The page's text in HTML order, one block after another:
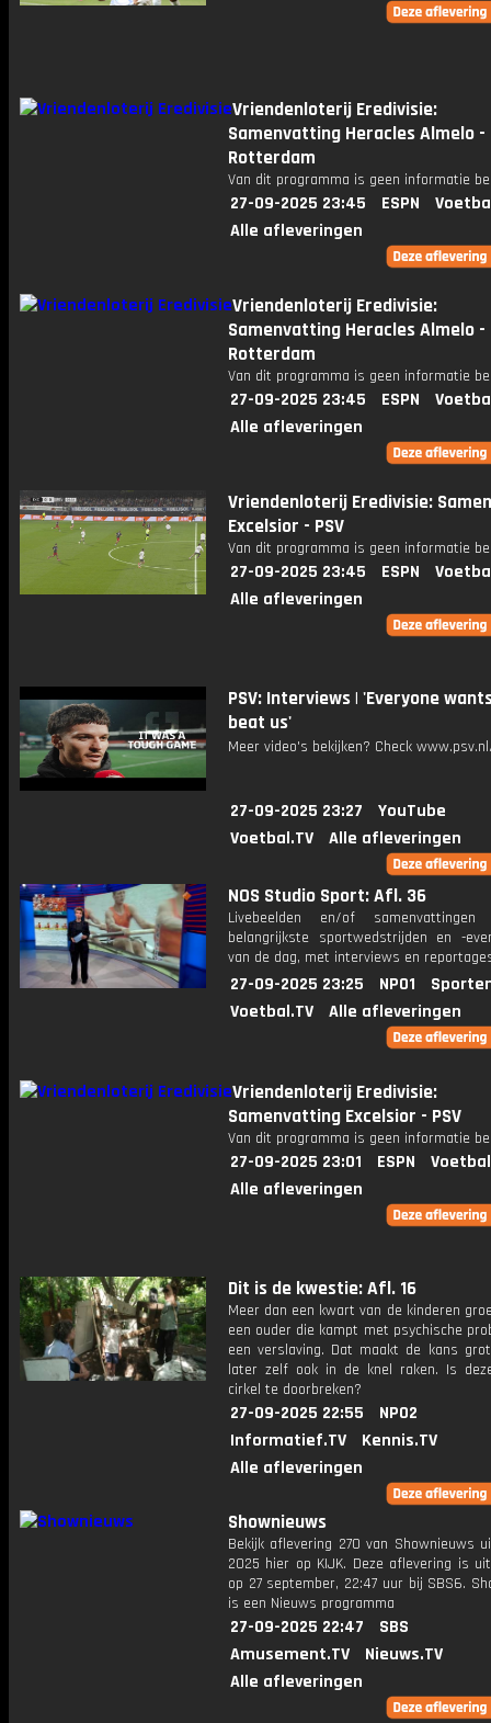
Vriendenloterij Eredivisie:
Samenvatting Heracles Almelo
Rotterdam
Van dit programma is geen informatie
27-09-2025 23:45 ESPN
Alle afleveringen
Vriendenloterij Eredivisie:
Samenvatting Heracles Almelo
Rotterdam
Van dit programma is geen informatie
27-09-2025 23:45 ESPN
Alle afleveringen
Vriendenloterij Eredivisie:
Excelsior - PSV
Van dit programma is geen informatie
27-09-2025 23:45 ESPN
Alle afleveringen
PSV: Interviews | 'Everyone
beat us'
Meer video's bekijken? Check
27-09-2025 23:27
YouTube
Voetbal.TV
Alle afleveringen
NOS Studio Sport: Afl. 36
Livebeelden en/of
belangrijkste sportwedstrijden en -
van de dag, met interviews en
27-09-2025 23:25 NPO1
Voetbal.TV
Alle afleveringen
Vriendenloterij Eredivisie:
Samenvatting Excelsior - PSV
Van dit programma is geen informatie
27-09-2025 23:01 ESPN
Alle afleveringen
Dit is de kwestie: Afl. 16
Meer dan een kwart van de kinderen
een ouder die kampt met psychische
een verslaving. Dat maakt de kans
later zelf ook in de knel raken. Is
cirkel te doorbreken?
27-09-2025 22:55
NPO2
Informatief.TV
Kennis.TV
Alle afleveringen
Shownieuws
Bekijk aflevering 270 van Shownieuws
2025 hier op KIJK. Deze aflevering is
op 27 september, 22:47 uur bij SBS6.
is een Nieuws programma
27-09-2025 22:47
SBS
Amusement.TV
Nieuws.TV
Alle afleveringen